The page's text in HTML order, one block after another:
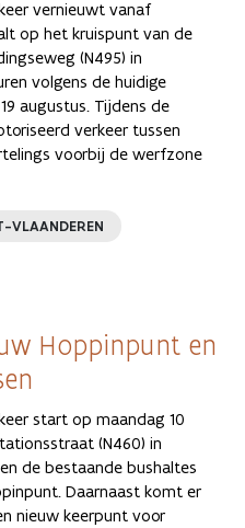
vernieuwt vanaf
op het kruispunt van de
(N495) in
volgens de huidige
augustus. Tijdens de
verkeer tussen
voorbij de werfzone
VLAANDEREN
Hoppinpunt en
start op maandag 10
(N460) in
de bestaande bushaltes
Daarnaast komt er
nieuw keerpunt voor